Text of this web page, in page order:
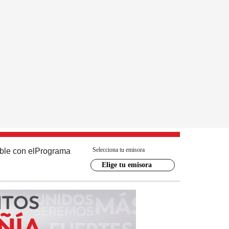
con el Programa Selecciona tu emisora
Elige tu emisora